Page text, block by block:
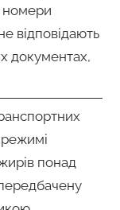
номери
відповідають
документах,
понад